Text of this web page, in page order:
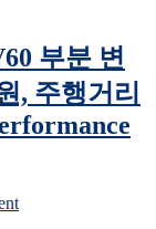
(KG
Torres
Hybrid
Test
Drive)
지
시
승
기,
전
부분 변
, 주행거리
on